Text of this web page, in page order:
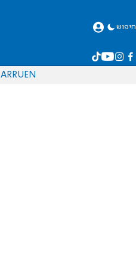
חיפוש
EN
RU
AR